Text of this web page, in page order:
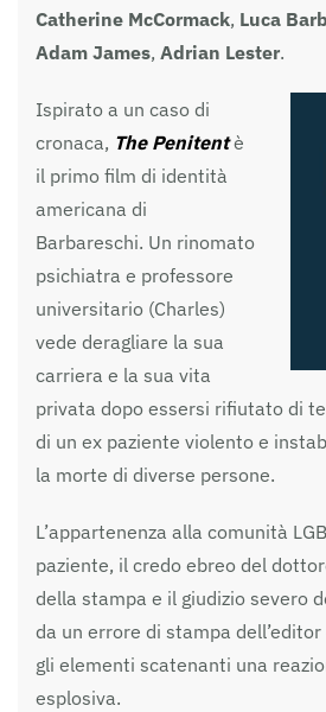
Catherine McCormack, Luca
Adam James, Adrian Lester.
Ispirato a un caso di
cronaca, The Penitentè
il primo film di identità
americana di
Barbareschi. Un rinomato
psichiatra e professore
universitario (Charles)
vede deragliare la sua
carriera e la sua vita
privata dopo essersi rifiutato di
di un ex paziente violento e
la morte di diverse persone.
L’appartenenza alla comunità
paziente, il credo ebreo del
della stampa e il giudizio severo
da un errore di stampa
gli elementi scatenanti una
esplosiva.